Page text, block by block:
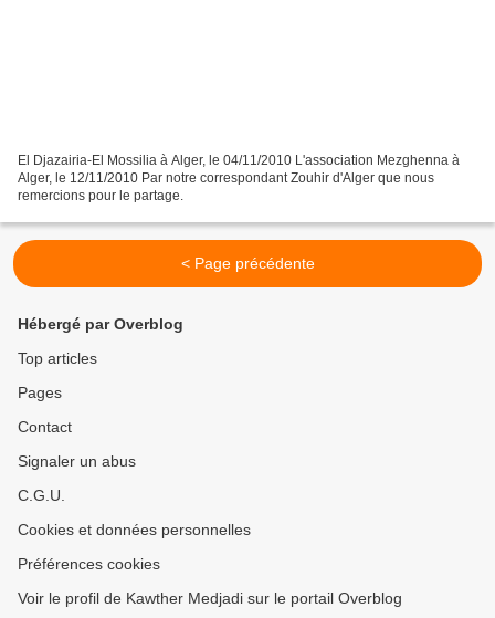
El Djazairia-El Mossilia à Alger, le 04/11/2010 L'association Mezghenna à
Alger, le 12/11/2010 Par notre correspondant Zouhir d'Alger que nous
remercions pour le partage.
< Page précédente
Hébergé par Overblog
Top articles
Pages
Contact
Signaler un abus
C.G.U.
Cookies et données personnelles
Préférences cookies
Voir le profil de Kawther Medjadi sur le portail Overblog